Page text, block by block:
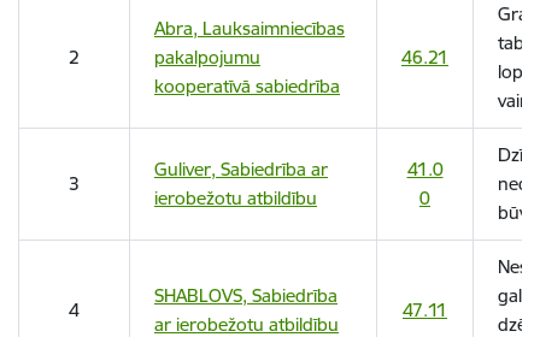
2
Abra, Lauksaimniecības
pakalpojumu
kooperatīvā sabiedrība
46.21
3
Guliver, Sabiedrība ar
ierobežotu atbildību
41.0
0
4
SHABLOVS, Sabiedrība
ar ierobežotu atbildību
47.11